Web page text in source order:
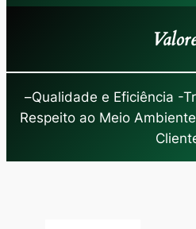
–Qualidade e Eficiência -
Respeito ao Meio